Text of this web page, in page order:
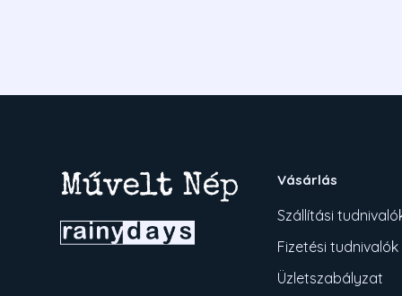
Vásárlás
Szállítási
Fizetési tudnivalók
Üzletszabályzat